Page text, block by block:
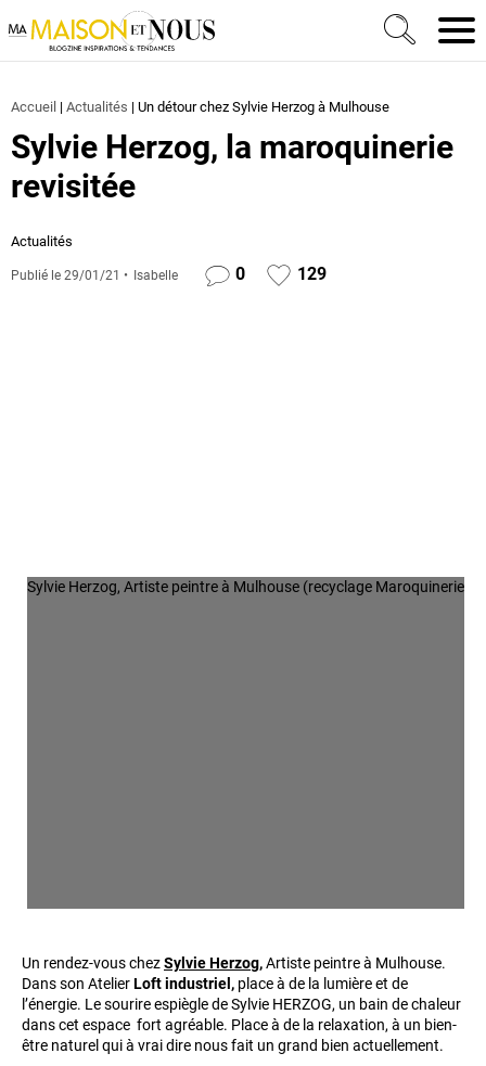
Ma Maison et Nous Construction, rénovation &
Accueil | Actualités | Un détour chez Sylvie Herzog à Mulhouse
Sylvie Herzog, la maroquinerie
revisitée
Actualités
Publié le 29/01/21 Isabelle 0 129
Sylvie Herzog, Artiste peintre à Mulhouse (recyclage Maroquinerie)
Un rendez-vous chezSylvie Herzog,Artiste peintre à Mulhouse.
Dans son AtelierLoft industriel, place à de la lumière et de
l’énergie. Le sourire espiègle de Sylvie HERZOG, un bain de chaleur
dans cet espace fort agréable. Place à de la relaxation, à un bien-
être naturel qui à vrai dire nous fait un grand bien actuellement.